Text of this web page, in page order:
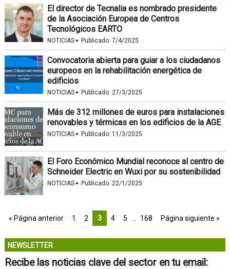
El director de Tecnalia es nombrado presidente
de la Asociación Europea de Centros
Tecnológicos EARTO
NOTICIAS · Publicado: 7/4/2025
Convocatoria abierta para guiar a los ciudadanos
europeos en la rehabilitación energética de
edificios
NOTICIAS · Publicado: 27/3/2025
Más de 312 millones de euros para instalaciones
renovables y térmicas en los edificios de la AGE
NOTICIAS · Publicado: 11/3/2025
El Foro Económico Mundial reconoce al centro de
Schneider Electric en Wuxi por su sostenibilidad
NOTICIAS · Publicado: 22/1/2025
« Página anterior 1 2 3 4 5 168 Página siguiente »
NEWSLETTER
Recibe las noticias clave del sector en tu email: